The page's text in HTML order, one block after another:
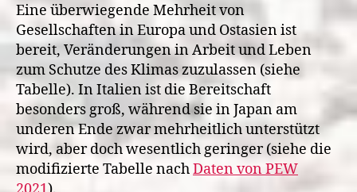
Eine überwiegende Mehrheit von
Gesellschaften in Europa und Ostasien ist
bereit, Veränderungen in Arbeit und Leben
zum Schutze des Klimas zuzulassen (siehe
Tabelle). In Italien ist die Bereitschaft
besonders groß, während sie in Japan am
underen Ende zwar mehrheitlich unterstützt
wird, aber doch wesentlich geringer (siehe die
modifizierte Tabelle nachDaten von PEW